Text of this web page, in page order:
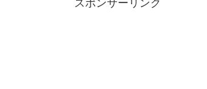
スポンサーリンク